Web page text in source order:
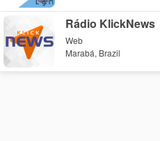
Rádio KlickNews
Web
Marabá, Brazil